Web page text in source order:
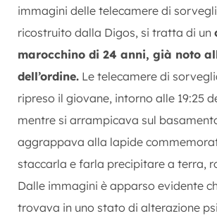
immagini delle telecamere di
ricostruito dalla Digos, si tratta di un
marocchino di 24 anni, già noto
dell’ordine. Le telecamere di
ripreso il giovane, intorno alle 19:25
mentre si arrampicava sul
aggrappava alla lapide
staccarla e farla precipitare a terra,
Dalle immagini è apparso evidente
trovava in uno stato di alterazione